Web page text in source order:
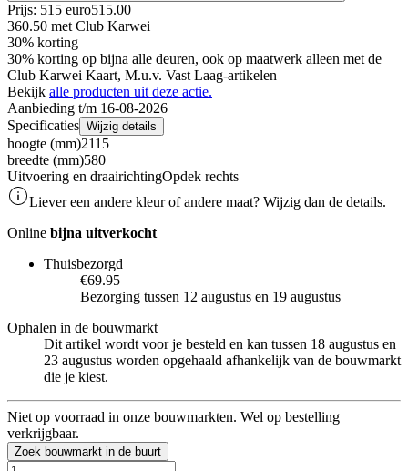
Prijs: 515 euro515.00
360.50 met Club Karwei
30% korting
30% korting op bijna alle deuren, ook op maatwerk alleen met de
Club Karwei Kaart, M.u.v. Vast Laag-artikelen
Bekijk alle producten uit deze actie.
Aanbieding t/m 16-08-2026
Specificaties Wijzig details
hoogte (mm)2115
breedte (mm)580
Uitvoering en draairichtingOpdek rechts
Liever een andere kleur of andere maat? Wijzig dan de details.
Online bijna uitverkocht
Thuisbezorgd
€69.95
Bezorging tussen 12 augustus en 19 augustus
Ophalen in de bouwmarkt
Dit artikel wordt voor je besteld en kan tussen 18 augustus en
23 augustus worden opgehaald afhankelijk van de bouwmarkt
die je kiest.
Niet op voorraad in onze bouwmarkten. Wel op bestelling
verkrijgbaar.
Zoek bouwmarkt in de buurt